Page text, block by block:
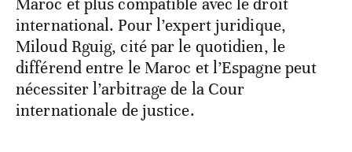
international. Pour l’expert juridique,
Miloud Rguig, cité par le quotidien, le
différend entre le Maroc et l’Espagne peut
nécessiter l’arbitrage de la Cour
internationale de justice.